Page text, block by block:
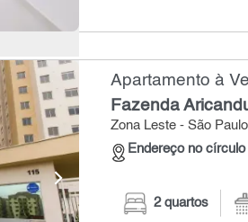
Apartamento à
Fazenda
Zona Leste - São Paulo
Endereço no
2 quartos